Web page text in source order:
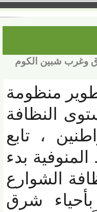
شبين الكوم
منظومة
النظافة
، تابع
بدء
الشوارع
شرق